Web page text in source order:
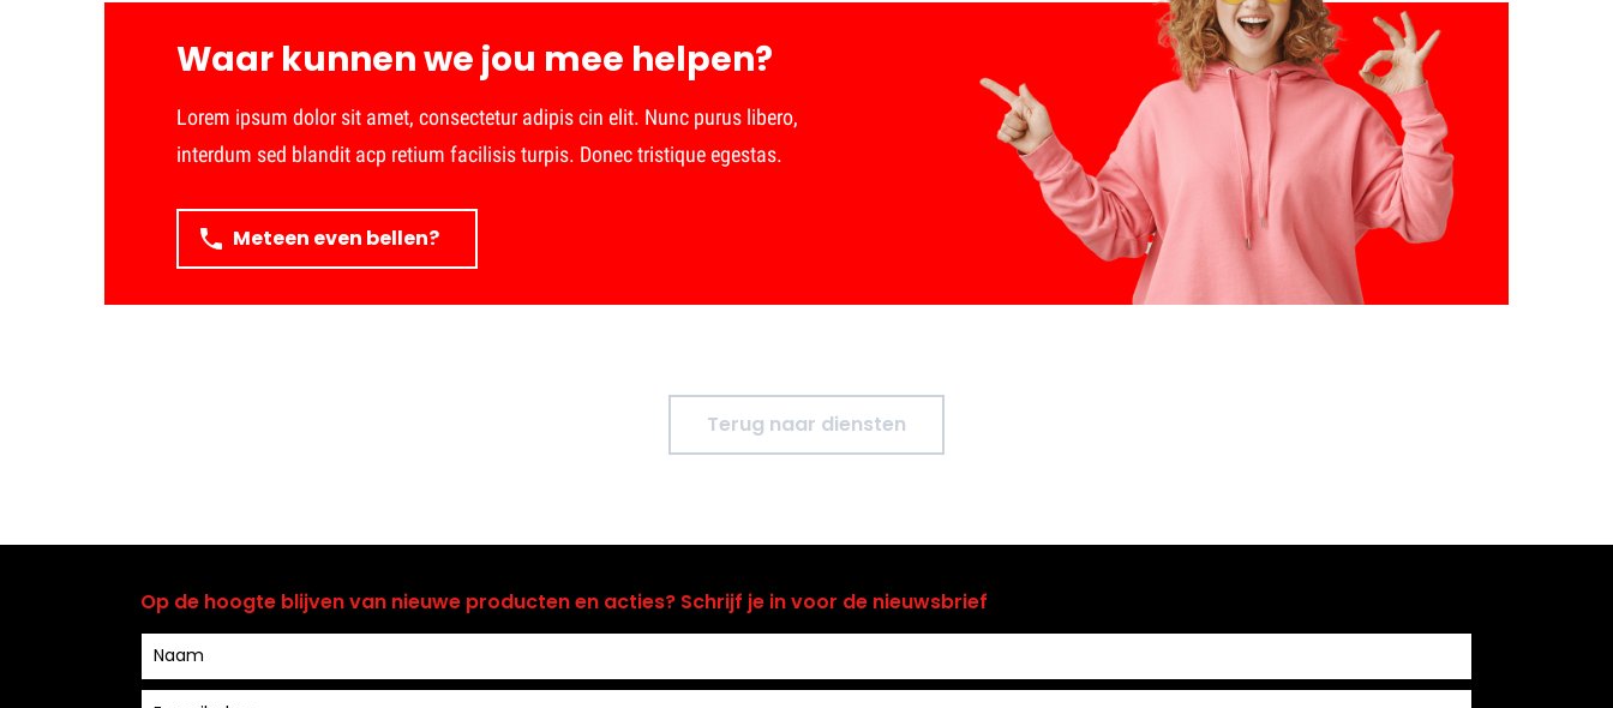
Waar kunnen we jou mee helpen?
Lorem ipsum dolor sit amet, consectetur adipis cin elit. Nunc purus libero,
interdum sed blandit acp retium facilisis turpis. Donec tristique egestas.
Meteen even bellen?
Terug naar diensten
Op de hoogte blijven van nieuwe producten en acties? Schrijf je in voor de nieuwsbrief